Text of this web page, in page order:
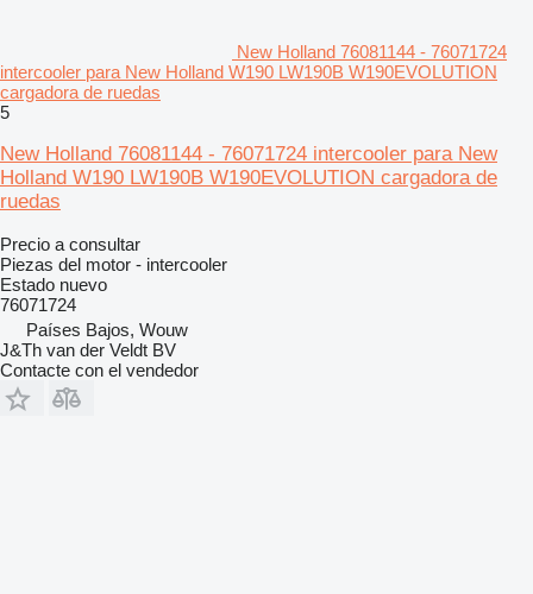
New Holland 76081144 - 76071724
intercooler para New Holland W190 LW190B W190EVOLUTION
cargadora de ruedas
5
New Holland 76081144 - 76071724 intercooler para New
Holland W190 LW190B W190EVOLUTION cargadora de
ruedas
Precio a consultar
Piezas del motor - intercooler
Estado nuevo
76071724
Países Bajos, Wouw
J&Th van der Veldt BV
Contacte con el vendedor